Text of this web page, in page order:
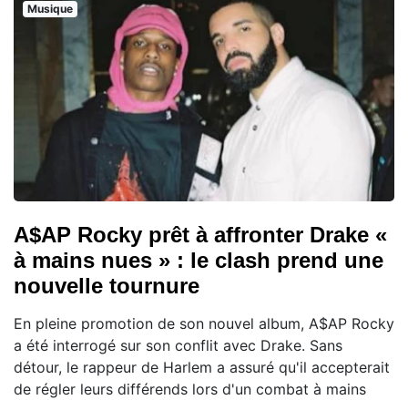
Musique
A$AP Rocky prêt à affronter Drake «
à mains nues » : le clash prend une
nouvelle tournure
En pleine promotion de son nouvel album, A$AP Rocky
a été interrogé sur son conflit avec Drake. Sans
détour, le rappeur de Harlem a assuré qu'il accepterait
de régler leurs différends lors d'un combat à mains